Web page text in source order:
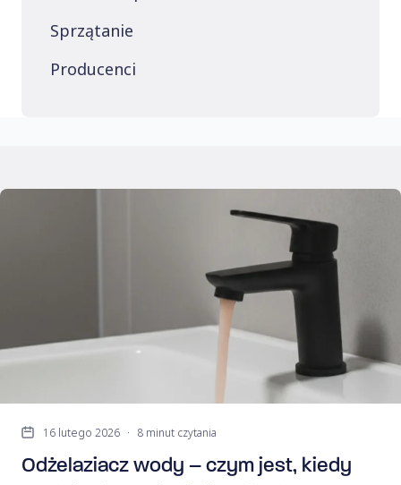
Sprzątanie
Producenci
16 lutego 2026 · 8 minut czytania
Odżelaziacz wody – czym jest, kiedy